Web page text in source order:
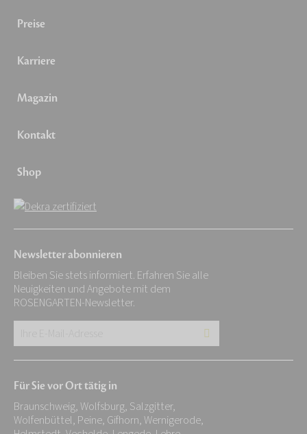
Preise
Karriere
Magazin
Kontakt
Shop
Newsletter abonnieren
Bleiben Sie stets informiert. Erfahren Sie alle
Neuigkeiten und Angebote mit dem
ROSENGARTEN-Newsletter.
E-
Adresse:
*
Für Sie vor Ort tätig in
Braunschweig, Wolfsburg, Salzgitter,
Wolfenbüttel, Peine, Gifhorn, Wernigerode,